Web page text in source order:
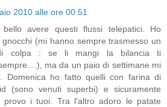
2010 alle ore 00:51
bello avere questi flussi telepatici. Ho
(mi hanno sempre trasmesso un
colpa : se li mangi la bilancia ti
ma da un paio di settimane mi
Domenica ho fatto quelli con farina di
(sono venuti superbi) e sicuramente
provo i tuoi. Tra l'altro adoro le patate